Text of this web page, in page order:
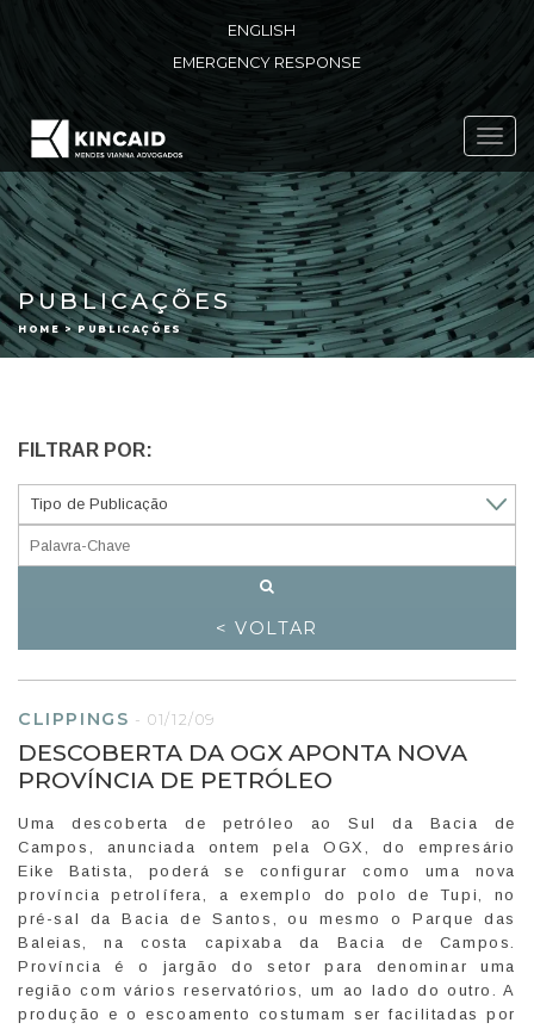
ENGLISH
EMERGENCY RESPONSE
PUBLICAÇÕES
HOME > PUBLICAÇÕES
FILTRAR POR:
< VOLTAR
CLIPPINGS -01/12/09
DESCOBERTA DA OGX APONTA NOVA
PROVÍNCIA DE PETRÓLEO
Uma descoberta de petróleo ao Sul da Bacia de
Campos, anunciada ontem pela OGX, do empresário
Eike Batista, poderá se configurar como uma nova
província petrolífera, a exemplo do polo de Tupi, no
pré-sal da Bacia de Santos, ou mesmo o Parque das
Baleias, na costa capixaba da Bacia de Campos.
Província é o jargão do setor para denominar uma
região com vários reservatórios, um ao lado do outro. A
produção e o escoamento costumam ser facilitadas por